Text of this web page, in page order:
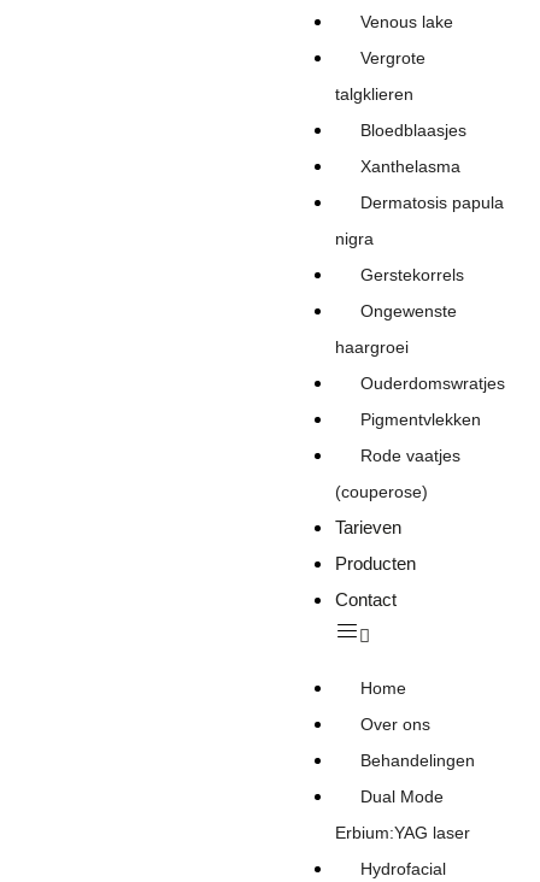
Venous lake
Vergrote
talgklieren
Bloedblaasjes
Xanthelasma
Dermatosis papula
nigra
Gerstekorrels
Ongewenste
haargroei
Ouderdomswratjes
Pigmentvlekken
Rode vaatjes
(couperose)
Tarieven
Producten
Contact
Home
Over ons
Behandelingen
Dual Mode
Erbium:YAG laser
Hydrofacial